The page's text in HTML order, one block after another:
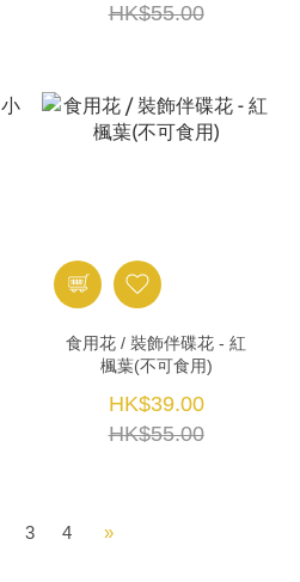
HK$55.00
食用花 / 裝飾伴碟花 - 紅
楓葉(不可食用)
HK$39.00
HK$55.00
3 4 »